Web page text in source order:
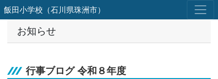
飯田小学校（石川県珠洲市）
お知らせ
行事ブログ 令和８年度